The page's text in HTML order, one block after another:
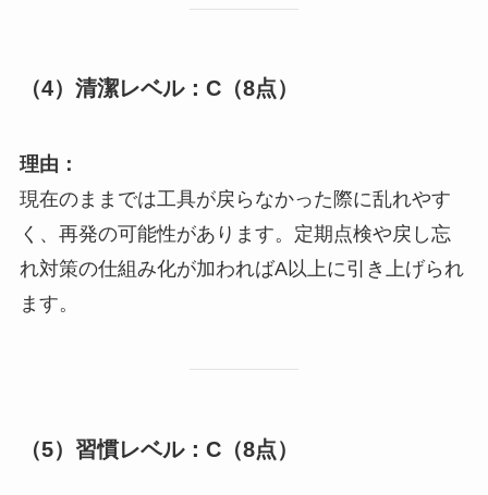
（4）清潔レベル： C（8点）
理由：
現在のままでは工具が戻らなかった際に乱れやす
く、再発の可能性があります。定期点検や戻し忘
れ対策の仕組み化が加わればA以上に引き上げられ
ます。
（5）習慣レベル： C（8点）